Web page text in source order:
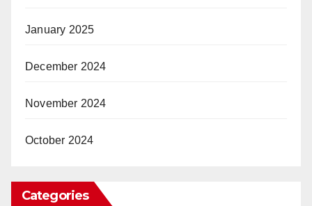
January 2025
December 2024
November 2024
October 2024
Categories